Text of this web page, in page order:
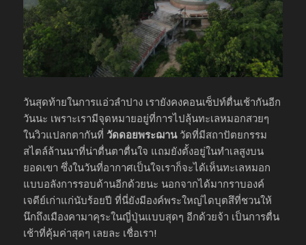
วันสุดท้ายในการแอ่วลำปาง เรายังคงคอนเซ็ปท์ตื่นเช้ากันอีก
วันนะ เพราะเรามีจุดหมายอยู่ที่การไปลุ้นทะเลหมอกสวยๆ
ในวิวแปลกตากันที่วัดดอยพระฌานวัดที่มีสถาปัตยกรรม
สไตล์ล้านนาที่น่าตื่นตาตื่นใจ แถมยังตั้งอยู่ในทำเลสูงบน
ยอดเขา ซึ่งในวันที่อากาศเป็นใจเราก็จะได้เห็นทะเลหมอก
แบบอลังการรอบด้านอีกด้วยนะ นอกจากได้มากราบองค์
เจดีย์เก่าแก่นับร้อยปี ที่นี่ยังมีองค์พระใหญ่ไดบุตสึที่ชวนให้
นึกถึงเมืองคามาคุระในญี่ปุ่นแบบสุดๆ อีกด้วยจ้า เป็นการตื่น
เช้าที่คุ้มค่าสุดๆ เลยละ เชื่อเรา!